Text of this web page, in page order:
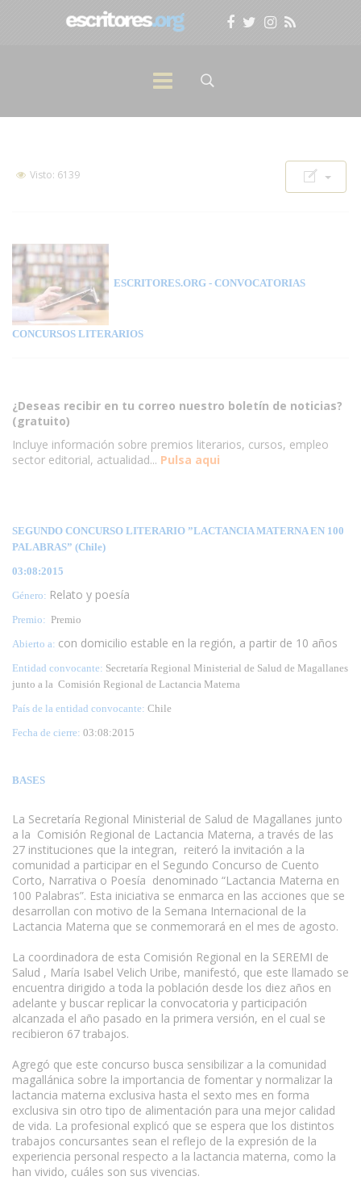
Visto: 6139
ESCRITORES.ORG - CONVOCATORIAS
CONCURSOS LITERARIOS
¿Deseas recibir en tu correo nuestro boletín de noticias?
(gratuito)
Incluye información sobre premios literarios, cursos, empleo
sector editorial, actualidad... Pulsa aqui
SEGUNDO CONCURSO LITERARIO ”LACTANCIA MATERNA EN 100
PALABRAS” (Chile)
03:08:2015
Género: Relato y poesía
Premio: Premio
Abierto a: con domicilio estable en la región, a partir de 10 años
Entidad convocante: Secretaría Regional Ministerial de Salud de Magallanes
junto a la Comisión Regional de Lactancia Materna
País de la entidad convocante: Chile
Fecha de cierre: 03:08:2015
BASES
La Secretaría Regional Ministerial de Salud de Magallanes junto
a la Comisión Regional de Lactancia Materna, a través de las
27 instituciones que la integran, reiteró la invitación a la
comunidad a participar en el Segundo Concurso de Cuento
Corto, Narrativa o Poesía denominado “Lactancia Materna en
100 Palabras”. Esta iniciativa se enmarca en las acciones que se
desarrollan con motivo de la Semana Internacional de la
Lactancia Materna que se conmemorará en el mes de agosto.
La coordinadora de esta Comisión Regional en la SEREMI de
Salud , María Isabel Velich Uribe, manifestó, que este llamado se
encuentra dirigido a toda la población desde los diez años en
adelante y buscar replicar la convocatoria y participación
alcanzada el año pasado en la primera versión, en el cual se
recibieron 67 trabajos.
Agregó que este concurso busca sensibilizar a la comunidad
magallánica sobre la importancia de fomentar y normalizar la
lactancia materna exclusiva hasta el sexto mes en forma
exclusiva sin otro tipo de alimentación para una mejor calidad
de vida. La profesional explicó que se espera que los distintos
trabajos concursantes sean el reflejo de la expresión de la
experiencia personal respecto a la lactancia materna, como la
han vivido, cuáles son sus vivencias.